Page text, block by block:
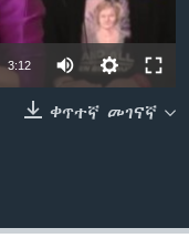
3:12
ቀጥተኛ መገናኛ